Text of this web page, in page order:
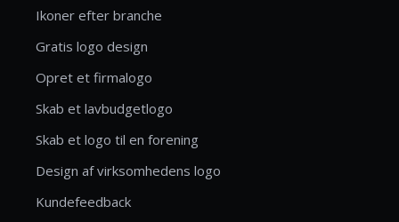
Ikoner efter branche
Gratis logo design
Opret et firmalogo
Skab et lavbudgetlogo
Skab et logo til en forening
Design af virksomhedens logo
Kundefeedback